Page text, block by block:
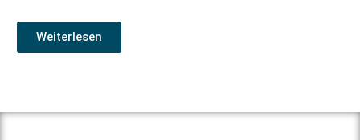
Weiterlesen